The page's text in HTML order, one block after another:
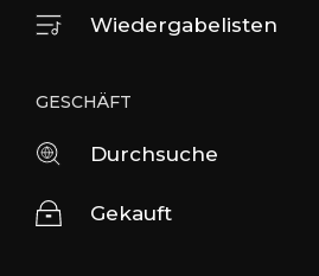
Wiedergabelisten
GESCHÄFT
Durchsuche
Gekauft